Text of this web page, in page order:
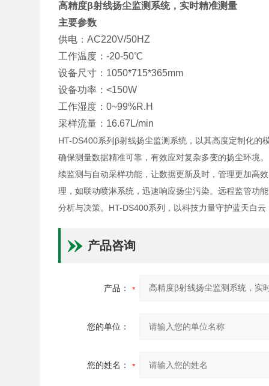
高精度β射线扬尘监测系统，实时精准测量
主要参数
供电：AC220V/50HZ
工作温度：-20-50℃
设备尺寸：1050*715*365mm
设备功率：<150W
工作湿度：0~99%R.H
采样流量：16.67L/min
HT-DS400系列β射线扬尘监测系统，以其高度定制化
确保测量数据精准可靠，有效应对复杂多变的扬尘环境
续监测与自动采样功能，让数据更新及时，管理更加高
理，如联动喷淋系统，迅速响应扬尘污染。远程监管功
分析与决策。HT-DS400系列，以科技力量守护蓝天白
产品咨询
产品：
您的单位：
您的姓名：